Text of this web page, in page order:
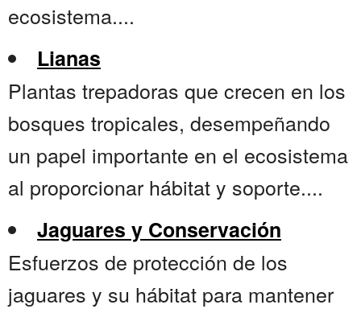
ecosistema....
Lianas
Plantas trepadoras que crecen en los
bosques tropicales, desempeñando
un papel importante en el ecosistema
al proporcionar hábitat y soporte....
Jaguares y Conservación
Esfuerzos de protección de los
jaguares y su hábitat para mantener